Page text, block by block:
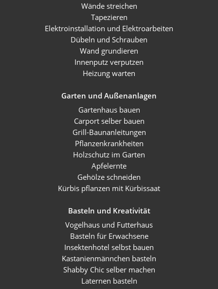
Wände streichen
Tapezieren
Elektroinstallation und Elektroarbeiten
Dübeln und Schrauben
Wand grundieren
Innenputz verputzen
Heizung warten
Garten und Außenanlagen
Gartenhaus bauen
Carport selber bauen
Grill-Baunanleitungen
Pflanzenkrankheiten
Holzschutz im Garten
Apfelernte
Gehölze schneiden
Kürbis pflanzen mit Kürbissaat
Basteln und Kreativität
Vogelhaus und Futterhaus
Basteln für Erwachsene
Insektenhotel selbst bauen
Kastanienmännchen basteln
Shabby Chic selber machen
Laternen basteln